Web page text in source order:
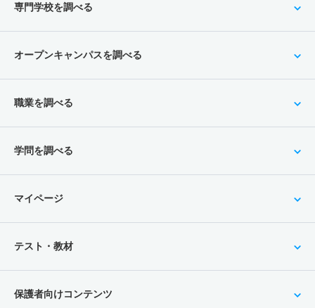
専門学校を調べる
オープンキャンパスを調べる
職業を調べる
学問を調べる
マイページ
テスト・教材
保護者向けコンテンツ